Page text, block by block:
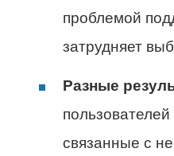
проблемой
затрудняет
Разные
связанные с